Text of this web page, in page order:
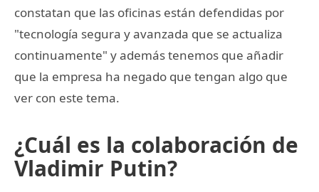
constatan que las oficinas están defendidas por
"tecnología segura y avanzada que se actualiza
continuamente" y además tenemos que añadir
que la empresa ha negado que tengan algo que
ver con este tema.
¿Cuál es la colaboración de
Vladimir Putin?